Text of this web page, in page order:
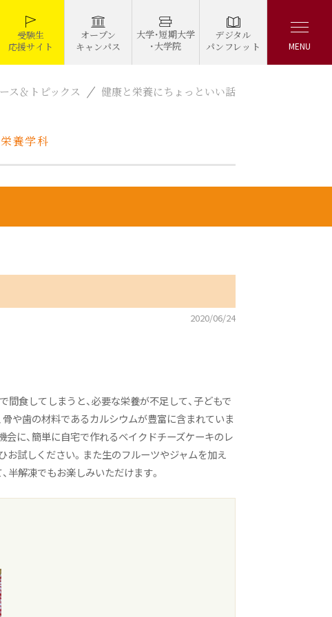
受験生
応援サイト
オープン
キャンパス
大学・短期大学
・大学院
デジタル
パンフレット
MENU
ス＆トピックス 健康と栄養にちょっといい話
養学科
2020/06/24
食してしまうと、必要な栄養が不足して、子どもで
や歯の材料であるカルシウムが豊富に含まれていま
に、簡単に自宅で作れるベイクドチーズケーキのレ
試しください。また生のフルーツやジャムを加え
半解凍でもお楽しみいただけます。